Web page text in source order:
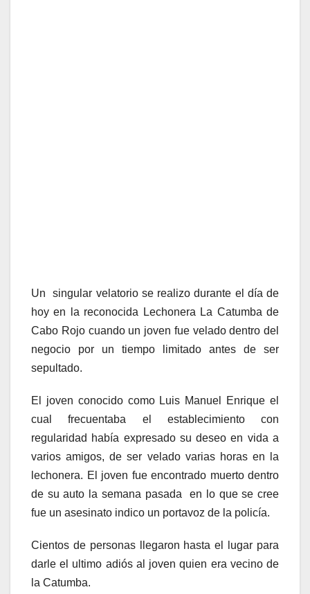
Un singular velatorio se realizo durante el día de
hoy en la reconocida Lechonera La Catumba de
Cabo Rojo cuando un joven fue velado dentro del
negocio por un tiempo limitado antes de ser
sepultado.
El joven conocido como Luis Manuel Enrique el
cual frecuentaba el establecimiento con
regularidad había expresado su deseo en vida a
varios amigos, de ser velado varias horas en la
lechonera. El joven fue encontrado muerto dentro
de su auto la semana pasada en lo que se cree
fue un asesinato indico un portavoz de la policía.
Cientos de personas llegaron hasta el lugar para
darle el ultimo adiós al joven quien era vecino de
la Catumba.